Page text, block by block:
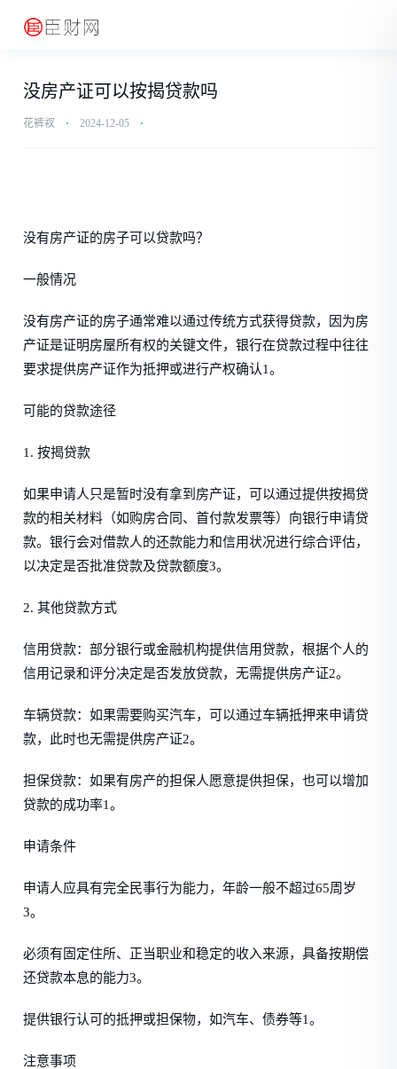
没房产证可以按揭贷款吗
花裤衩 ⋅ 2024-12-05 ⋅
没有房产证的房子可以贷款吗？
一般情况
没有房产证的房子通常难以通过传统方式获得贷款，因为房
产证是证明房屋所有权的关键文件，银行在贷款过程中往往
要求提供房产证作为抵押或进行产权确认1。
可能的贷款途径
1. 按揭贷款
如果申请人只是暂时没有拿到房产证，可以通过提供按揭贷
款的相关材料（如购房合同、首付款发票等）向银行申请贷
款。银行会对借款人的还款能力和信用状况进行综合评估，
以决定是否批准贷款及贷款额度3。
2. 其他贷款方式
信用贷款：部分银行或金融机构提供信用贷款，根据个人的
信用记录和评分决定是否发放贷款，无需提供房产证2。
车辆贷款：如果需要购买汽车，可以通过车辆抵押来申请贷
款，此时也无需提供房产证2。
担保贷款：如果有房产的担保人愿意提供担保，也可以增加
贷款的成功率1。
申请条件
申请人应具有完全民事行为能力，年龄一般不超过65周岁
3。
必须有固定住所、正当职业和稳定的收入来源，具备按期偿
还贷款本息的能力3。
提供银行认可的抵押或担保物，如汽车、债券等1。
注意事项